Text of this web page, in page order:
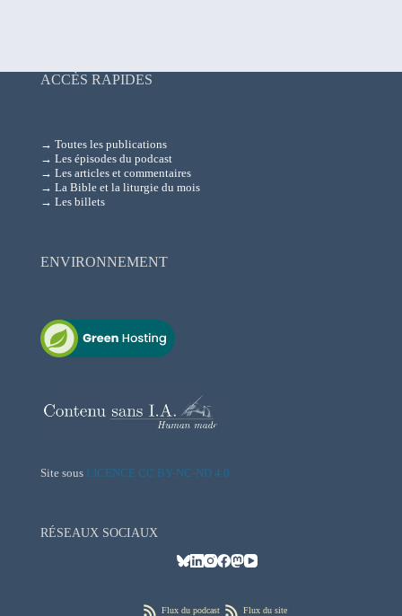
ACCÈS RAPIDES
→ Toutes les publications
→ Les épisodes du podcast
→ Les articles et commentaires
→ La Bible et la liturgie du mois
→ Les billets
ENVIRONNEMENT
Site sous LICENCE CC BY-NC-ND 4.0
RÉSEAUX SOCIAUX
Flux du podcast Flux du site